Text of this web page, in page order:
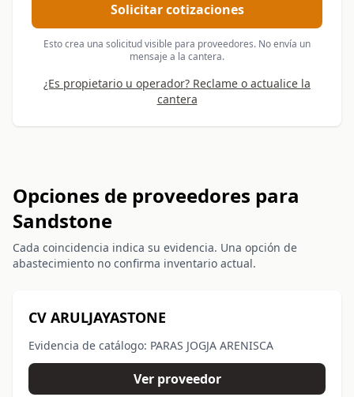
Solicitar cotizaciones
Esto crea una solicitud visible para proveedores. No envía un
mensaje a la cantera.
¿Es propietario u operador? Reclame o actualice la
cantera
Opciones de proveedores para
Sandstone
Cada coincidencia indica su evidencia. Una opción de
abastecimiento no confirma inventario actual.
CV ARULJAYASTONE
Evidencia de catálogo: PARAS JOGJA ARENISCA
Ver proveedor